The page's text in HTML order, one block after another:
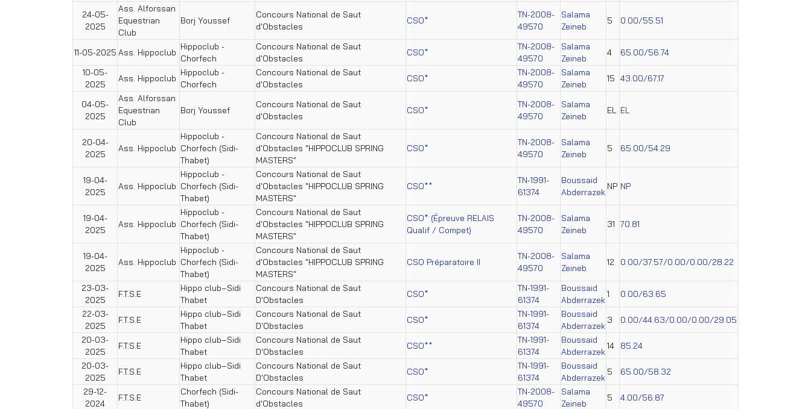
24-05-
2025
Ass. Alforssan
Equestrian
Club
Borj Youssef
Concours National de Saut
d'Obstacles
CSO*
TN-2008-
49570
Salama
Zeineb
5 0.00/55.51
11-05-2025 Ass. Hippoclub
Hippoclub -
Chorfech
Concours National de Saut
d'Obstacles
CSO*
TN-2008-
49570
Salama
Zeineb
4 65.00/56.74
10-05-
2025
Ass. Hippoclub
Hippoclub -
Chorfech
Concours National de Saut
d'Obstacles
CSO*
TN-2008-
49570
Salama
Zeineb
15 43.00/67.17
04-05-
2025
Ass. Alforssan
Equestrian
Club
Borj Youssef
Concours National de Saut
d'Obstacles
CSO*
TN-2008-
49570
Salama
Zeineb
EL EL
20-04-
2025
Ass. Hippoclub
Hippoclub -
Chorfech (Sidi-
Thabet)
Concours National de Saut
d'Obstacles "HIPPOCLUB SPRING
MASTERS"
CSO*
TN-2008-
49570
Salama
Zeineb
5 65.00/54.29
19-04-
2025
Ass. Hippoclub
Hippoclub -
Chorfech (Sidi-
Thabet)
Concours National de Saut
d'Obstacles "HIPPOCLUB SPRING
MASTERS"
CSO**
TN-1991-
61374
Boussaid
Abderrazek
NP NP
19-04-
2025
Ass. Hippoclub
Hippoclub -
Chorfech (Sidi-
Thabet)
Concours National de Saut
d'Obstacles "HIPPOCLUB SPRING
MASTERS"
CSO* (Épreuve RELAIS
Qualif / Compet)
TN-2008-
49570
Salama
Zeineb
31 70.81
19-04-
2025
Ass. Hippoclub
Hippoclub -
Chorfech (Sidi-
Thabet)
Concours National de Saut
d'Obstacles "HIPPOCLUB SPRING
MASTERS"
CSO Préparatoire II
TN-2008-
49570
Salama
Zeineb
12 0.00/37.57/0.00/0.00/28.22
23-03-
2025
F.T.S.E
Hippo club–Sidi
Thabet
Concours National de Saut
D'Obstacles
CSO*
TN-1991-
61374
Boussaid
Abderrazek
1 0.00/63.65
22-03-
2025
F.T.S.E
Hippo club–Sidi
Thabet
Concours National de Saut
D'Obstacles
CSO*
TN-1991-
61374
Boussaid
Abderrazek
3 0.00/44.63/0.00/0.00/29.05
20-03-
2025
F.T.S.E
Hippo club–Sidi
Thabet
Concours National de Saut
D'Obstacles
CSO**
TN-1991-
61374
Boussaid
Abderrazek
14 85.24
20-03-
2025
F.T.S.E
Hippo club–Sidi
Thabet
Concours National de Saut
D'Obstacles
CSO*
TN-1991-
61374
Boussaid
Abderrazek
5 65.00/58.32
29-12-
2024
F.T.S.E
Chorfech (Sidi-
Thabet)
Concours National de Saut
d'Obstacles
CSO*
TN-2008-
49570
Salama
Zeineb
5 4.00/56.87